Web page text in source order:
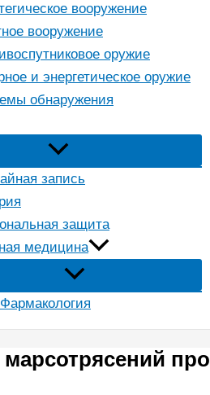
вооружение
вооружение
оружие
и энергетическое оружие
обнаружения
запись
защита
медицина
Фармакология